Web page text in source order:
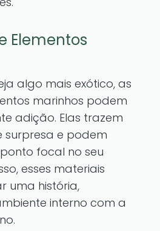
Elementos
algo mais exótico, as
marinhos podem
adição. Elas trazem
surpresa e podem
focal no seu
esses materiais
uma história,
interno com a